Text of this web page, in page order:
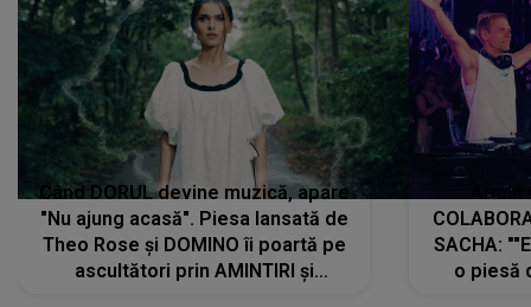
Când DORUL devine muzică, apare
"Nu ajung acasă". Piesa lansată de
Theo Rose și DOMINO îi poartă pe
ascultători prin AMINTIRI și
SACHA:
o piesă